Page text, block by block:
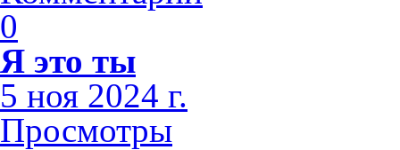
0
Я это ты
5 ноя 2024 г.
Просмотры